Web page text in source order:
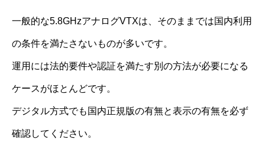
一般的な5.8GHzアナログVTXは、そのままでは国内利用
の条件を満たさないものが多いです。
運用には法的要件や認証を満たす別の方法が必要になる
ケースがほとんどです。
デジタル方式でも国内正規版の有無と表示の有無を必ず
確認してください。